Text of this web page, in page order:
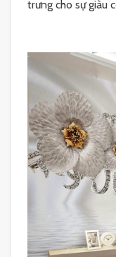
trưng cho sự giàu